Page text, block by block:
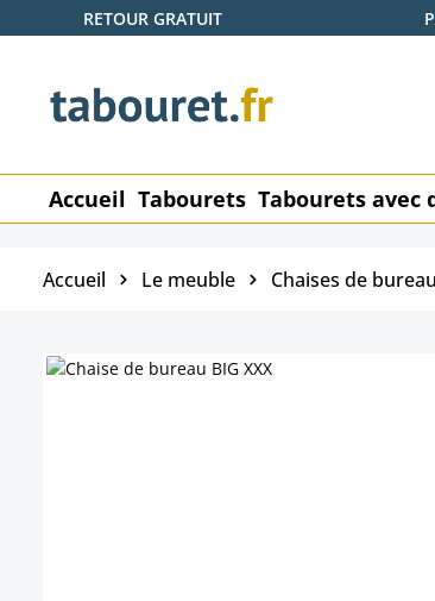
au contenu principal
Passer à la recherche
Passer à la navigation principale
RETOUR GRATUIT
Accueil Tabourets Tabourets avec
Accueil Le meuble Chaises de bureau